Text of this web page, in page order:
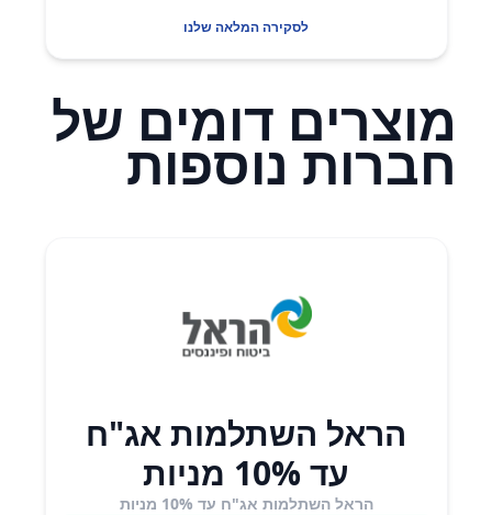
לסקירה המלאה שלנו
מוצרים דומים של
חברות נוספות
הראל השתלמות אג"ח
עד 10% מניות
הראל השתלמות אג"ח עד 10% מניות